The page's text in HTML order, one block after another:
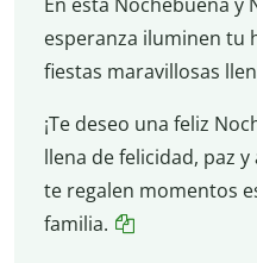
esperanza iluminen tu
fiestas maravillosas
¡Te deseo una feliz
llena de felicidad, paz
te regalen momentos
familia.